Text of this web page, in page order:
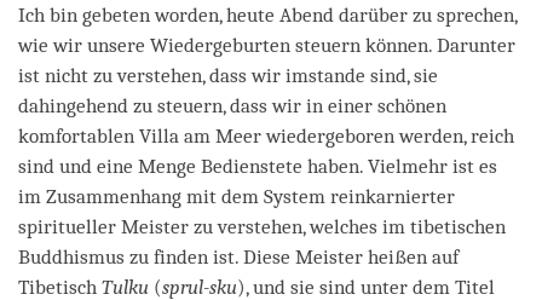
Ich bin gebeten worden, heute Abend darüber zu sprechen,
wie wir unsere Wiedergeburten steuern können. Darunter
ist nicht zu verstehen, dass wir imstande sind, sie
dahingehend zu steuern, dass wir in einer schönen
komfortablen Villa am Meer wiedergeboren werden, reich
sind und eine Menge Bedienstete haben. Vielmehr ist es
im Zusammenhang mit dem System reinkarnierter
spiritueller Meister zu verstehen, welches im tibetischen
Buddhismus zu finden ist. Diese Meister heißen auf
Tibetisch Tulku (sprul-sku), und sie sind unter dem Titel